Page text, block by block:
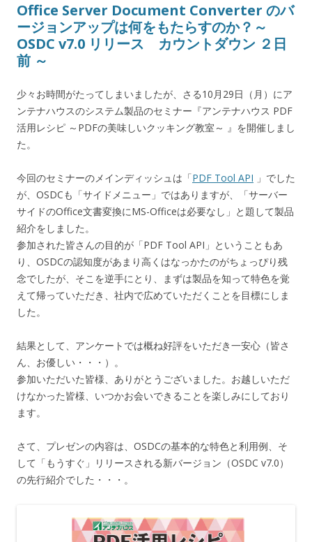
Office Server Document Converter のバ
ージョンアップは何をもたらすのか？～
OSDC v7.0 リリース カウントダウン ２日
前 ～
少々お時間がたってしまいましたが、さる10月29日（月）にア
ンテナハウスのシステム製品のセミナー『アンテナハウス PDF
活用レシピ ～PDFの美味しいクッキング教室～ 』を開催しまし
た。
今回のセミナーのメインディッシュは「PDF Tool API 」でした
が、OSDCも「サイドメニュー」ではありますが、「サーバー
サイドのOffice文書変換にMS-Officeは必要なし」と題して製品
紹介をしました。
参加された皆さんの目的が「PDF Tool API」ということもあ
り、OSDCの認知度があまり高くはなっかたのがちょっぴり残
念でしたが、そこを逆手にとり、まずは製品を知って特色を覚
えて帰っていただき、社内で広めていただくことを目標にしま
した。
結果として、アンケートでは概ね好評をいただき一安心（皆さ
ん、お優しい・・・）。
参加いただいた皆様、ありがとうございました。お越しいただ
けなかった皆様、いつかお会いできることを楽しみにしており
ます。
さて、プレゼンの内容は、OSDCの基本的な特色と利用例、そ
して「もうすぐ」リリースされる新バージョン（OSDC v7.0）
の先行紹介でした・・・。